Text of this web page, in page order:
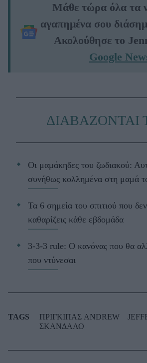
Μάθε τώρα όλα τα
αγαπημένα σου
Ακολούθησε το
Google
ΔΙΑΒΑΖΟΝΤΑΙ
Οι μαμάκηδες του ζωδιακού:
συνήθως κολλημένα στη μαμά
Τα 6 σημεία του σπιτιού που δεν
καθαρίζεις κάθε εβδομάδα
3-3-3 rule: Ο κανόνας που θα
που ντύνεσαι
TAGS ΠΡΙΓΚΙΠΑΣ ANDREW
ΣΚΑΝΔΑΛΟ